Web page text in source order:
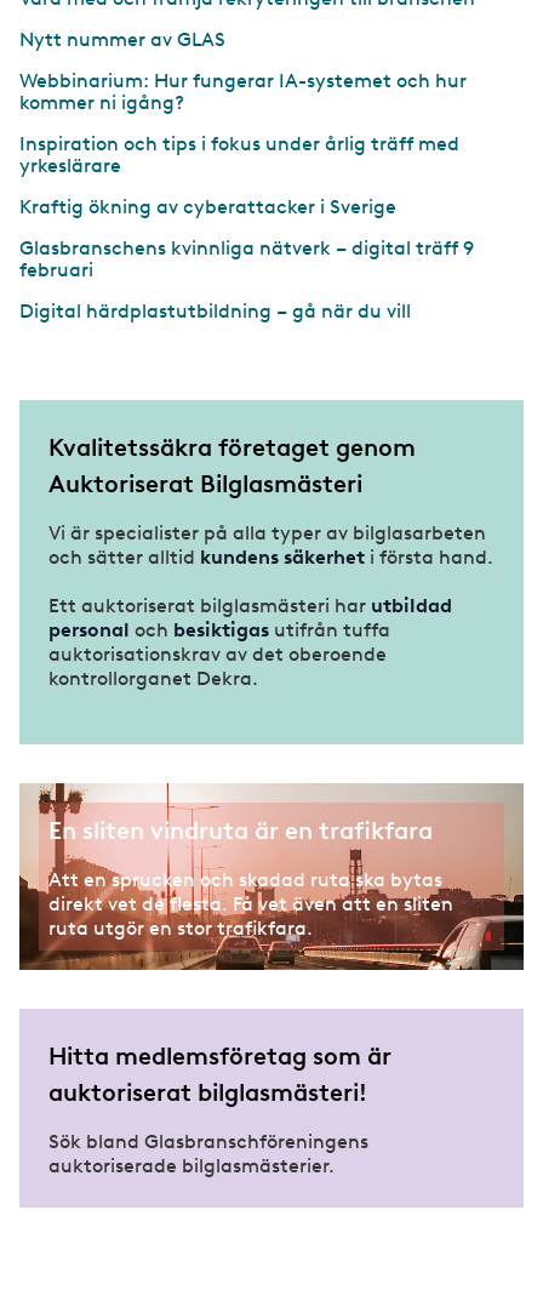
Nytt nummer av GLAS
Webbinarium: Hur fungerar IA-systemet och hur
kommer ni igång?
Inspiration och tips i fokus under årlig träff med
yrkeslärare
Kraftig ökning av cyberattacker i Sverige
Glasbranschens kvinnliga nätverk – digital träff 9
februari
Digital härdplastutbildning – gå när du vill
Kvalitetssäkra företaget genom
Auktoriserat Bilglasmästeri
Vi är specialister på alla typer av bilglasarbeten
och sätter alltid kundens säkerhet i första hand.
Ett auktoriserat bilglasmästeri har utbildad
personal och besiktigas utifrån tuffa
auktorisationskrav av det oberoende
kontrollorganet Dekra.
En sliten vindruta är en trafikfara
Att en sprucken och skadad ruta ska bytas
direkt vet de flesta. Få vet även att en sliten
ruta utgör en stor trafikfara.
Hitta medlemsföretag som är
auktoriserat bilglasmästeri!
Sök bland Glasbranschföreningens
auktoriserade bilglasmästerier.